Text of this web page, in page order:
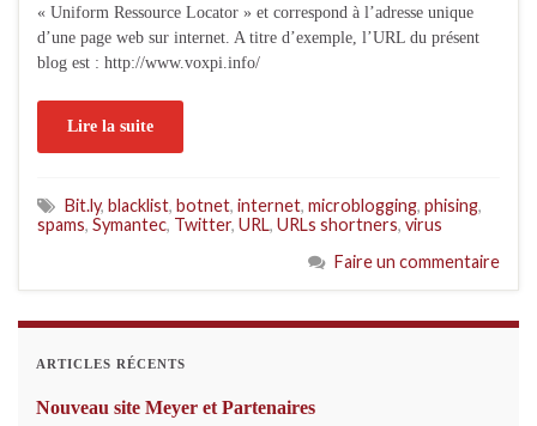
« Uniform Ressource Locator » et correspond à l’adresse unique
d’une page web sur internet. A titre d’exemple, l’URL du présent
blog est : http://www.voxpi.info/
Lire la suite
Bit.ly, blacklist, botnet, internet, microblogging, phising,
spams, Symantec, Twitter, URL, URLs shortners, virus
Faire un commentaire
ARTICLES RÉCENTS
Nouveau site Meyer et Partenaires